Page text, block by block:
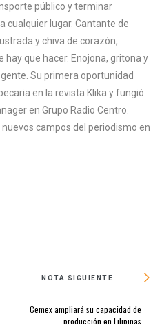
público y terminar
cualquier lugar. Cantante de
y chiva de corazón,
hay que hacer. Enojona, gritona y
Su primera oportunidad
en la revista Klika y fungió
en Grupo Radio Centro.
campos del periodismo en
NOTA SIGUIENTE
Cemex ampliará su capacidad de
producción en Filipinas